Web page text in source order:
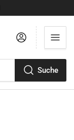
Suche
Anmelden